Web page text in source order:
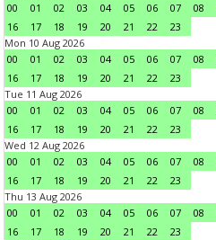
00
01 02 03 04 05 06 07 08
16
17 18 19 20 21 22
23
Mon 10 Aug 2026
00
01 02 03 04 05 06 07 08
16
17 18 19 20 21 22
23
Tue 11 Aug 2026
00
01 02 03 04 05 06 07 08
16
17 18 19 20 21 22
23
Wed 12 Aug 2026
00
01 02 03 04 05 06 07 08
16
17 18 19 20 21 22
23
Thu 13 Aug 2026
00
01 02 03 04 05 06 07 08
16
17 18 19 20 21 22
23